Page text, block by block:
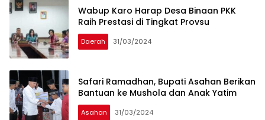
Wabup Karo Harap Desa Binaan PKK
Raih Prestasi di Tingkat Provsu
Daerah 31/03/2024
Safari Ramadhan, Bupati Asahan Berikan
Bantuan ke Mushola dan Anak Yatim
Asahan 31/03/2024